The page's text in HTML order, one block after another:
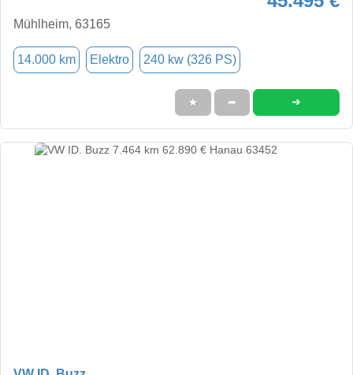
Mühlheim, 63165
14.000 km Elektro 240 kw (326 PS)
★ ➦ ➜